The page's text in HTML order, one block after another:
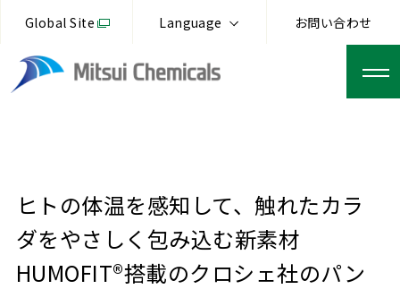
Global Site Language お問い合わせ
ヒトの体温を感知して、触れたカラ
ダをやさしく包み込む新素材
HUMOFIT®搭載のクロシェ社のパン